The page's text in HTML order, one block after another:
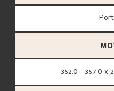
362.0 - 367.0 x